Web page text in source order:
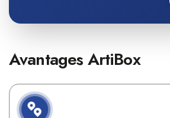
Avantages ArtiBox